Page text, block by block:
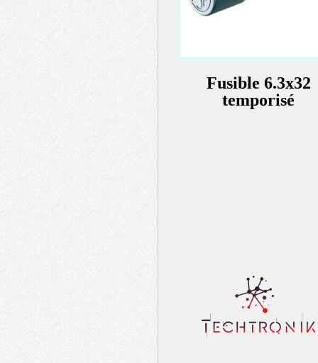
Fusible 6.3x32
temporisé